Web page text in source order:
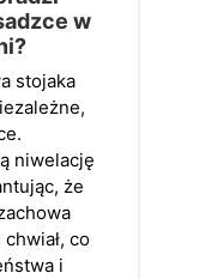
w
stojaka
niwelację
że
co
i